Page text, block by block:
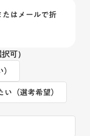
はメールで折
可）
（選考希望）